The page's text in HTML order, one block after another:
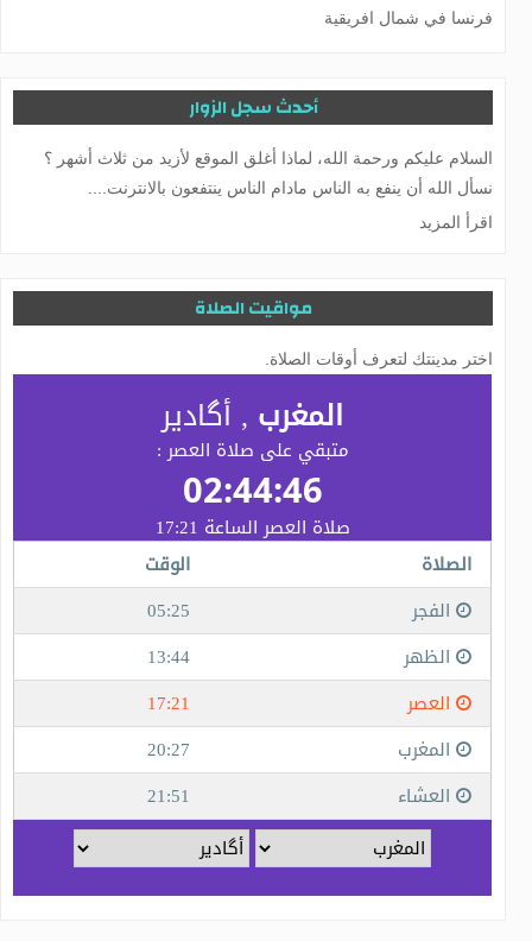
فرنسا في شمال افريقية
أحدث سجل الزوار
السلام عليكم ورحمة الله، لماذا أغلق الموقع لأزيد من ثلاث أشهر ؟
نسأل الله أن ينفع به الناس مادام الناس ينتفعون بالانترنت....
اقرأ المزيد
مواقيت الصلاة
اختر مدينتك لتعرف أوقات الصلاة.